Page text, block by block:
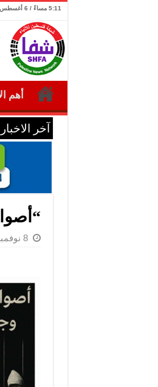
5:11 مساءً / 6 أغسطس، 2026
أهم
آخر الاخبار
8 نوفمبر، 2025